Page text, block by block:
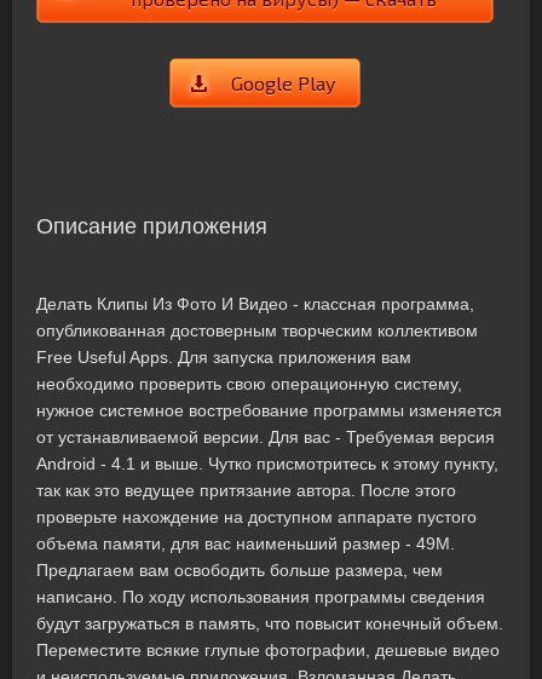
Google Play
Описание приложения
Делать Клипы Из Фото И Видео - классная программа,
опубликованная достоверным творческим коллективом
Free Useful Apps. Для запуска приложения вам
необходимо проверить свою операционную систему,
нужное системное востребование программы изменяется
от устанавливаемой версии. Для вас - Требуемая версия
Android - 4.1 и выше. Чутко присмотритесь к этому пункту,
так как это ведущее притязание автора. После этого
проверьте нахождение на доступном аппарате пустого
объема памяти, для вас наименьший размер - 49M.
Предлагаем вам освободить больше размера, чем
написано. По ходу использования программы сведения
будут загружаться в память, что повысит конечный объем.
Переместите всякие глупые фотографии, дешевые видео